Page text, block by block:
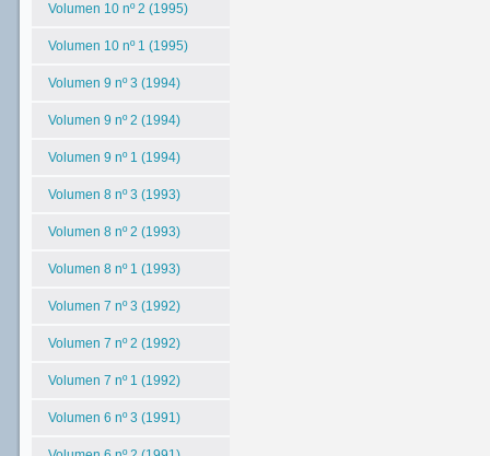
Volumen 10 nº 2 (1995)
Volumen 10 nº 1 (1995)
Volumen 9 nº 3 (1994)
Volumen 9 nº 2 (1994)
Volumen 9 nº 1 (1994)
Volumen 8 nº 3 (1993)
Volumen 8 nº 2 (1993)
Volumen 8 nº 1 (1993)
Volumen 7 nº 3 (1992)
Volumen 7 nº 2 (1992)
Volumen 7 nº 1 (1992)
Volumen 6 nº 3 (1991)